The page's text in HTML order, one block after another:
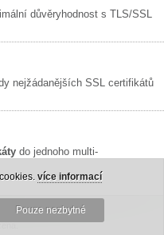
důvěryhodnost s TLS/SSL
nejžádanějších SSL certifikátů
do jednoho multi-
více informací
Pouze nezbytné